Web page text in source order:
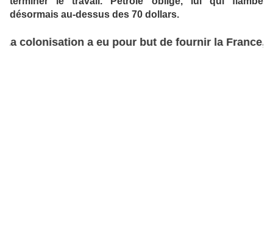
désormais au-dessus des 70 dollars.
a eu pour but de fournir la France,